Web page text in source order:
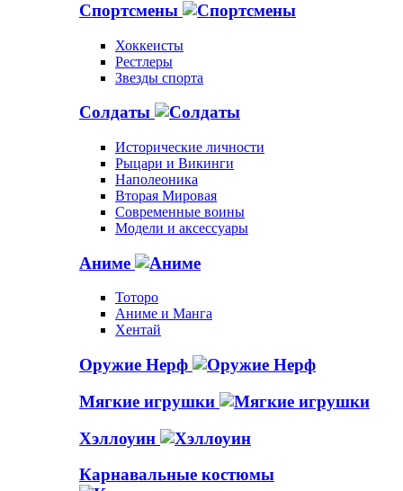
Спортсмены
Хоккеисты
Рестлеры
Звезды спорта
Солдаты
Исторические личности
Рыцари и Викинги
Наполеоника
Вторая Мировая
Современные воины
Модели и аксессуары
Аниме
Тоторо
Аниме и Манга
Хентай
Оружие Нерф
Мягкие игрушки
Хэллоуин
Карнавальные костюмы